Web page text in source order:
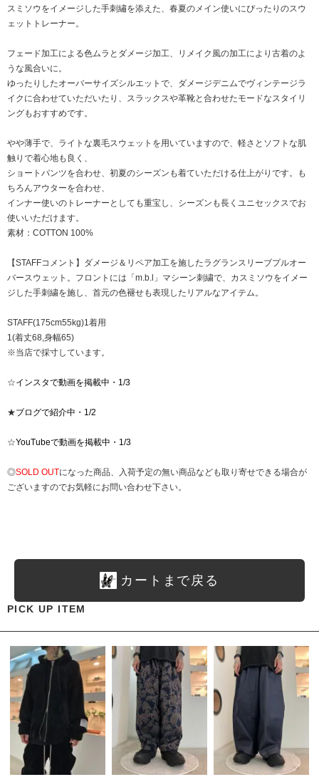
スミソウをイメージした手刺繡を添えた、春夏のメイン使いにぴったりのスウ
ェットトレーナー。
フェード加工による色ムラとダメージ加工、リメイク風の加工により古着のよ
うな風合いに。
ゆったりしたオーバーサイズシルエットで、ダメージデニムでヴィンテージラ
イクに合わせていただいたり、スラックスや革靴と合わせたモードなスタイリ
ングもおすすめです。
やや薄手で、ライトな裏毛スウェットを用いていますので、軽さとソフトな肌
触りで着心地も良く、
ショートパンツを合わせ、初夏のシーズンも着ていただける仕上がりです。も
ちろんアウターを合わせ、
インナー使いのトレーナーとしても重宝し、シーズンも長くユニセックスでお
使いいただけます。
素材：COTTON 100%
【STAFFコメント】ダメージ＆リペア加工を施したラグランスリーブプルオー
バースウェット。フロントには「m.b.l」マシーン刺繍で、カスミソウをイメー
ジした手刺繍を施し、首元の色褪せも表現したリアルなアイテム。
STAFF(175cm55kg)1着用
1(着丈68,身幅65)
※当店で採寸しています。
☆インスタで動画を掲載中・1/3
★ブログで紹介中・1/2
☆YouTubeで動画を掲載中・1/3
◎SOLD OUTになった商品、入荷予定の無い商品なども取り寄せできる場合が
ございますのでお気軽にお問い合わせ下さい。
カートまで戻る
PICK UP ITEM